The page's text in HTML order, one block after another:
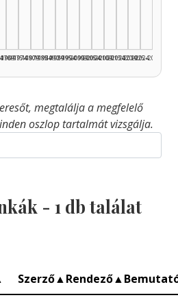
1975–1979
1980–1984
1985–1989
1990–1994
1995–1999
2000–2004
2005–2009
2010–2014
2015–2019
2020–2024
2025–2026
megtalálja a megfelelő
oszlop tartalmát vizsgálja.
- 1 db találat
Szerző▲Rendező▲